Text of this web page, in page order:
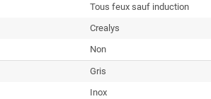
Tous feux sauf induction
Crealys
Non
Gris
Inox